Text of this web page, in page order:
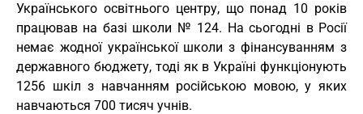
Українського освітнього центру, що понад 10 років
працював на базі школи № 124. На сьогодні в Росії
немає жодної української школи з фінансуванням з
державного бюджету, тоді як в Україні функціонують
1256 шкіл з навчанням російською мовою, у яких
навчаються 700 тисяч учнів.